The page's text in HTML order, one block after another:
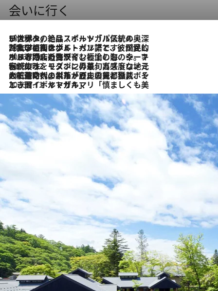
会いに行く
2026.8.8
リスボンの絶品スイーツ「パステル・デ・ナタ」とは？ポルトガル伝統の奥深い世界へ
2026.7.27
「私の祖国はポルトガル語です」国民的詩人フェルナンド・ペソアと、彼が愛した文学の街を歩く
2026.7.26
ポルトガル近海が育む極上の海の幸。キリリと冷えた白ワインと愉しむ、シーフード専門店の贅沢
2026.7.22
伝統の味をモダンに昇華。高感度な地元客が集う、リスボンの最旬ガストロノミー
2026.7.21
大航海時代の栄華から、震災、独裁、そして革命へ。ポルトガル・首都リスボンの石畳に刻まれた「歴史の光と影」
2026.7.13
エッセイ・ヤマザキマリ「慎ましくも美しき国 ポルトガル」